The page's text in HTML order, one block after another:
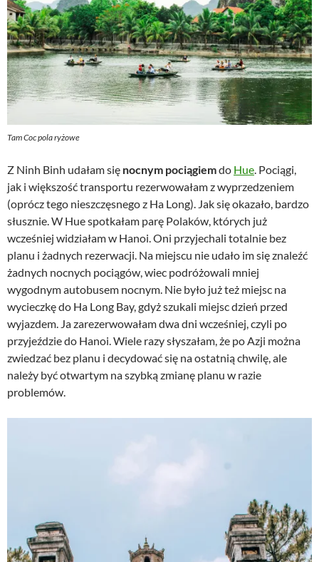
Tam Coc pola ryżowe
Z Ninh Binh udałam się nocnym pociągiemdo Hue. Pociągi,
jak i większość transportu rezerwowałam z wyprzedzeniem
(oprócz tego nieszczęsnego z Ha Long). Jak się okazało, bardzo
słusznie. W Hue spotkałam parę Polaków, których już
wcześniej widziałam w Hanoi. Oni przyjechali totalnie bez
planu i żadnych rezerwacji. Na miejscu nie udało im się znaleźć
żadnych nocnych pociągów, wiec podróżowali mniej
wygodnym autobusem nocnym. Nie było już też miejsc na
wycieczkę do Ha Long Bay, gdyż szukali miejsc dzień przed
wyjazdem. Ja zarezerwowałam dwa dni wcześniej, czyli po
przyjeździe do Hanoi. Wiele razy słyszałam, że po Azji można
zwiedzać bez planu i decydować się na ostatnią chwilę, ale
należy być otwartym na szybką zmianę planu w razie
problemów.